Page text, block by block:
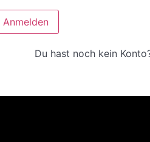
Anmelden
Du hast noch kein